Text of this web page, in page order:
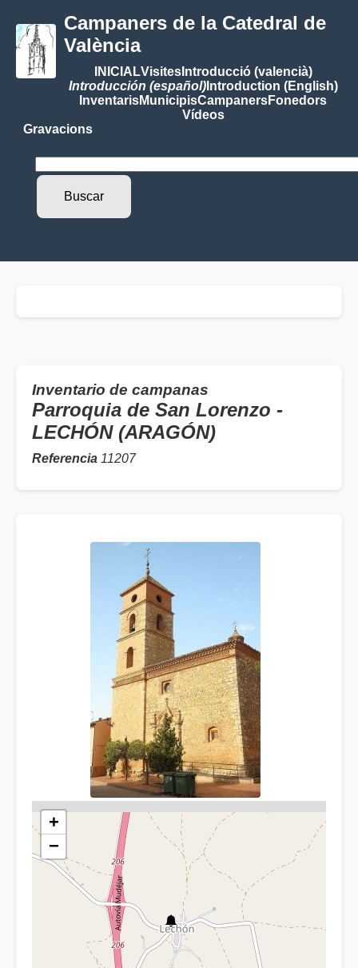
Campaners de la Catedral de
València
INICIALVisitesIntroducció (valencià)
Introducción (español)Introduction (English)
InventarisMunicipisCampanersFonedors
Vídeos
Gravacions
Inventario de campanas
Parroquia de San Lorenzo -
LECHÓN (ARAGÓN)
Referencia 11207
+
−